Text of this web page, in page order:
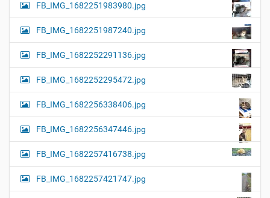
FB_IMG_1682251983980.jpg
FB_IMG_1682251987240.jpg
FB_IMG_1682252291136.jpg
FB_IMG_1682252295472.jpg
FB_IMG_1682256338406.jpg
FB_IMG_1682256347446.jpg
FB_IMG_1682257416738.jpg
FB_IMG_1682257421747.jpg